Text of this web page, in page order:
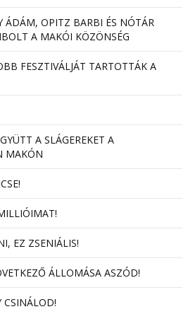
ÁDÁM, OPITZ BARBI ÉS NÓTÁR
A MAKÓI KÖZÖNSÉG
FESZTIVÁLJÁT TARTOTTÁK A
A SLÁGEREKET A
MAKÓN
EZ ZSENIÁLIS!
ÁLLOMÁSA ASZÓD!